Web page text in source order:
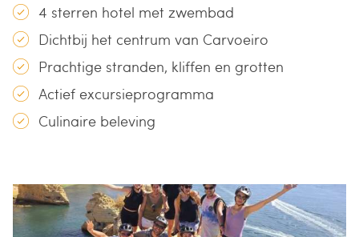
4 sterren hotel met zwembad
Dichtbij het centrum van Carvoeiro
Prachtige stranden, kliffen en grotten
Actief excursieprogramma
Culinaire beleving